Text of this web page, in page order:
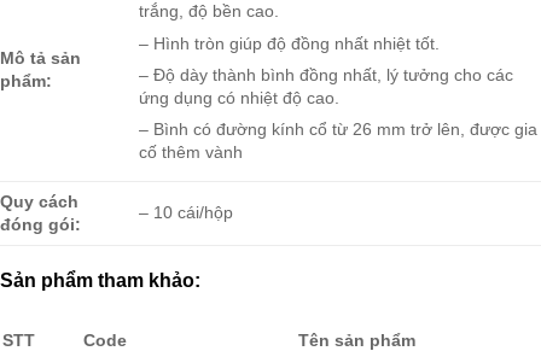
Mô tả sản
phẩm:
trắng, độ bền cao.
– Hình tròn giúp độ đồng nhất nhiệt tốt.
– Độ dày thành bình đồng nhất, lý tưởng cho các
ứng dụng có nhiệt độ cao.
– Bình có đường kính cổ từ 26 mm trở lên, được gia
cố thêm vành
Quy cách
đóng gói:
– 10 cái/hộp
Sản phẩm tham khảo:
STT Code Tên sản phẩm